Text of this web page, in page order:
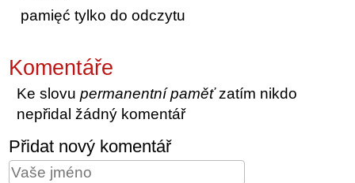
pamięć tylko do odczytu
Komentáře
Ke slovupermanentní paměťzatím nikdo
nepřidal žádný komentář
Přidat nový komentář